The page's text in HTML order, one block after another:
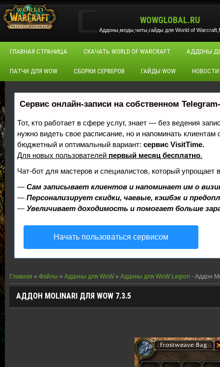
WOWGLOBAL.RU
Аддоны,моды,читы,гайды для World of
ГЛАВНАЯ СТРАНИЦА СКАЧАТЬ WORLD OF WARCRAFT АДДОНЫ
ПАТЧИ ДЛЯ WOW СБОРКИ СЕРВЕРОВ ГАЙДЫ WOW НОВОСТИ
Сервис онлайн-записи на собственном
Тот, кто работает в сфере услуг, знает — без ведения
нужно видеть свое расписание, но и напоминать
бюджетный и оптимальный вариант: сервис VisitTime.
Для новых пользователей первый месяц бесплатно.
Чат-бот для мастеров и специалистов, который упрощает
— Сам записывает клиентов и напоминает им о
— Персонализирует скидки, чаевые, кэшбэк и
— Увеличивает доходимость и помогает больше
Начать пользоваться сервисом
Главная » Файлы » Аддоны для WoW » Аддоны для WoW Legion - Аддон
АДДОН MOLINARI ДЛЯ WOW 7.3.5